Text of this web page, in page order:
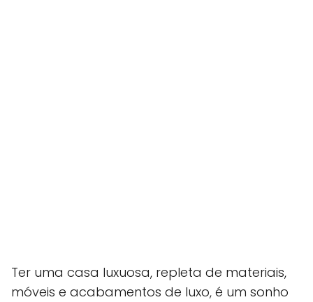
Ter uma casa luxuosa, repleta de materiais,
móveis e acabamentos de luxo, é um sonho